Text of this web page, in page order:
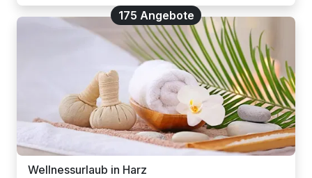
175 Angebote
Wellnessurlaub in Harz